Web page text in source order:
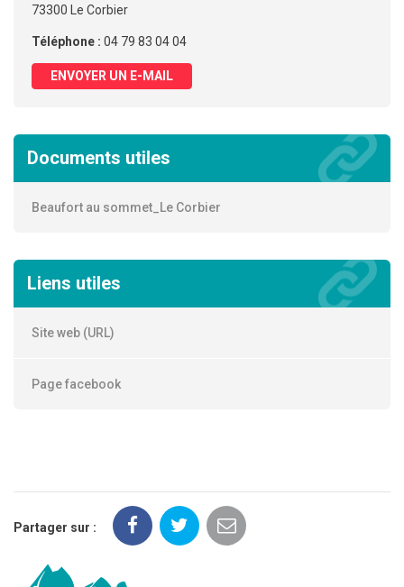
73300 Le Corbier
Téléphone : 04 79 83 04 04
ENVOYER UN E-MAIL
Documents utiles
Beaufort au sommet_Le Corbier
Liens utiles
Site web (URL)
Page facebook
Partager sur :